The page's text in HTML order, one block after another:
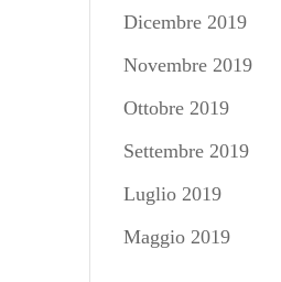
Dicembre 2019
Novembre 2019
Ottobre 2019
Settembre 2019
Luglio 2019
Maggio 2019